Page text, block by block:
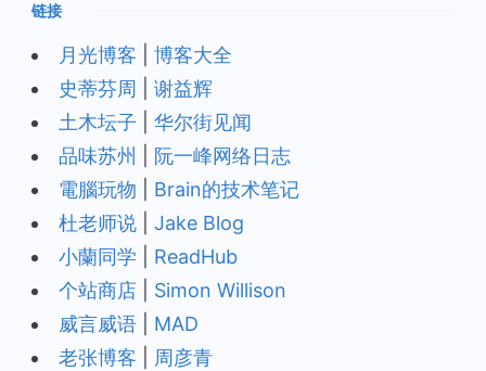
链接
月光博客
博客大全
史蒂芬周
谢益辉
土木坛子
华尔街见闻
品味苏州
阮一峰网络日志
電腦玩物
Brain的技术笔记
杜老师说
Jake Blog
小蘭同学
ReadHub
个站商店
Simon Willison
威言威语
MAD
老张博客
周彦青